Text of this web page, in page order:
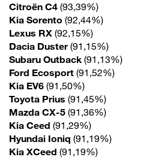
Citroën C4 (93,39%)
Kia Sorento (92,44%)
Lexus RX (92,15%)
Dacia Duster(91,15%)
Subaru Outback (91,13%)
Ford Ecosport (91,52%)
Kia EV6 (91,50%)
Toyota Prius (91,45%)
Mazda CX-5 (91,36%)
Kia Ceed (91,29%)
Hyundai Ioniq (91,19%)
Kia XCeed (91,19%)